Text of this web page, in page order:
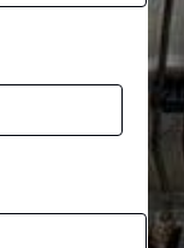
a
T
é
l
h
n
e